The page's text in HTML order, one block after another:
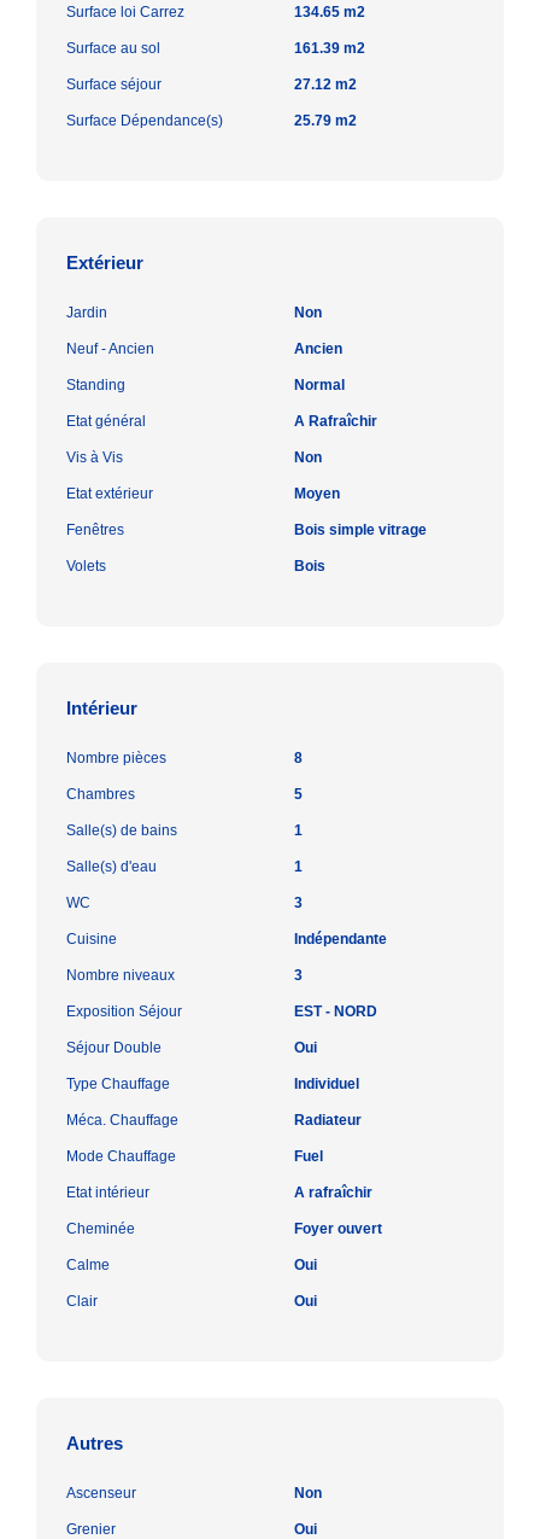
Surface loi Carrez 134.65 m2
Surface au sol 161.39 m2
Surface séjour 27.12 m2
Surface Dépendance(s) 25.79 m2
Extérieur
Jardin Non
Neuf - Ancien Ancien
Standing Normal
Etat général A Rafraîchir
Vis à Vis Non
Etat extérieur Moyen
Fenêtres Bois simple vitrage
Volets Bois
Intérieur
Nombre pièces 8
Chambres 5
Salle(s) de bains 1
Salle(s) d'eau 1
WC 3
Cuisine Indépendante
Nombre niveaux 3
Exposition Séjour EST - NORD
Séjour Double Oui
Type Chauffage Individuel
Méca. Chauffage Radiateur
Mode Chauffage Fuel
Etat intérieur A rafraîchir
Cheminée Foyer ouvert
Calme Oui
Clair Oui
Autres
Ascenseur Non
Grenier Oui